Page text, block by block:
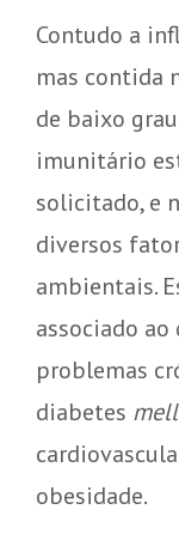
Contudo a
mas contida
de baixo
imunitário
solicitado, e
diversos
ambientais.
associado
problemas
diabetes
obesidade.